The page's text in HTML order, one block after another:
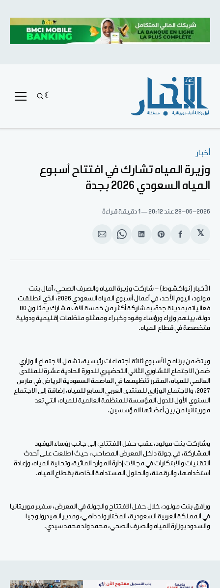
أخبار
وزيرة المياه تشارك في افتتاح أسبوع
المياه السعودي 2026 بجدة
28-06-2026عند 20:12 1 دقيقة قراءة
𝕏
انشر
الفيسبوك
Share
Pinterest
انشر
لينكد
Share
WhatsApp
انشر
الإيميل
الأخبار (نواكشوط) - شاركت وزيرة المياه والصرف الصحي، آمال بنت
مولود، اليوم الأحد، في أعمال أسبوع المياه السعودي 2026، الذي انطلقت
فعالياته بمدينة جدة، بمشاركة أكثر من خمسة آلاف مشارك يمثلون 80
دولة، بينهم وزراء ورؤساء وفود وخبراء وممثلو منظمات إقليمية ودولية
متخصصة في قطاع المياه.
ويتضمن برنامج الأسبوع ثلاثة اجتماعات رئيسية، تشمل الاجتماع الوزاري
ضمن الاجتماع التشاوري الثاني التحضيري للدورة الحادية عشرة للمنتدى
العالمي للمياه، المقرر تنظيمها في العاصمة السعودية الرياض في مارس
2027، والاجتماع الوزاري للمنتدى العربي السابع للمياه، إضافة إلى الاجتماع
السنوي الأول للدول المؤسسة للمنظمة العالمية للمياه، التي تعد
موريتانيا من بين أعضائها المؤسسين.
وشاركت بنت مولود، عقب حفل الافتتاح، إلى جانب رؤساء الوفود
المشاركة، في جولة داخل المعرض المصاحب، حيث اطلعت على أحدث
التقنيات والابتكارات في مجالات إدارة الموارد المائية، وتحلية المياه، وإعادة
استخدامها، والرقمنة، والحلول المستدامة الخاصة بقطاع المياه.
ورافق بنت مولود، خلال حفل الافتتاح والجولة في المعرض، سفير موريتانيا
في المملكة العربية السعودية، المختار ولد داهي، ومدير الهيدرولوجيا
والسدود بوزارة المياه والصرف الصحي، محمد ولد محمد سيدي.